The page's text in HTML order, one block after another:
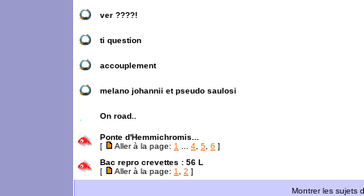
ver ????!
ti question
accouplement
melano johannii et pseudo saulosi
On road..
Ponte d'Hemmichromis...
[
Aller à la page: 1 4 5 6 ]
Bac repro crevettes : 56 L
[
Aller à la page: 1 2 ]
Montrer les sujets